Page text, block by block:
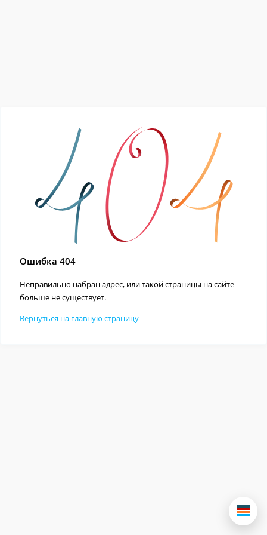
Ошибка 404
Неправильно набран адрес, или такой страницы на сайте
больше не существует.
Вернуться на главную страницу